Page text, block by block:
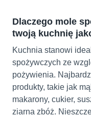
Dlaczego mole
twoją kuchnię
Kuchnia stanowi
spożywczych ze
pożywienia.
produkty, takie jak
makarony, cukier,
ziarna zbóż.